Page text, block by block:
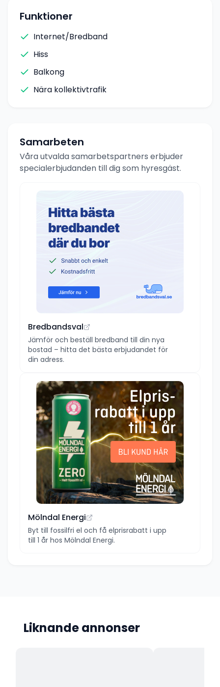
Funktioner
Internet/Bredband
Hiss
Balkong
Nära kollektivtrafik
Samarbeten
Våra utvalda samarbetspartners erbjuder
specialerbjudanden till dig som hyresgäst.
Bredbandsval
Jämför och beställ bredband till din nya
bostad – hitta det bästa erbjudandet för
din adress.
Mölndal Energi
Byt till fossilfri el och få elprisrabatt i upp
till 1 år hos Mölndal Energi.
Liknande annonser